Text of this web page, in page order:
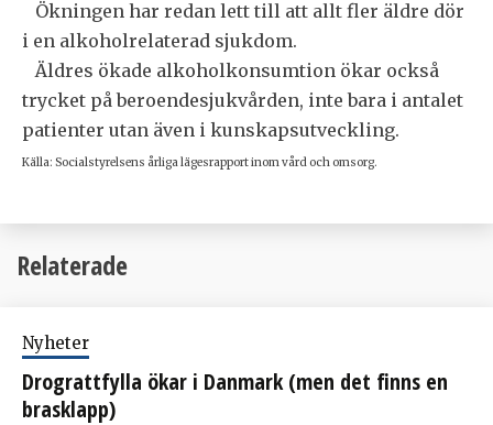
Ökningen har redan lett till att allt fler äldre dör
i en alkoholrelaterad sjukdom.
Äldres ökade alkoholkonsumtion ökar också
trycket på beroendesjukvården, inte bara i antalet
patienter utan även i kunskapsutveckling.
Källa: Socialstyrelsens årliga lägesrapport inom vård och omsorg.
Relaterade
Nyheter
Drograttfylla ökar i Danmark (men det finns en
brasklapp)